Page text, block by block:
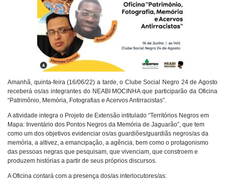
Amanhã, quinta-feira (16/06/22) a tarde, o Clube Social Negro 24 de Agosto
receberá os/as integrantes do NEABI MOCINHA que participarão da Oficina
“Patrimônio, Memória, Fotografias e Acervos Antirracistas”.
A atividade integra o Projeto de Extensão intitulado “Territórios Negros em
Mapa: Inventário dos Pontos Negros da Memória de Jaguarão”, que tem
como um dos objetivos evidenciar os/as guardiões/guardiãs negros/as da
memória, a altivez, a emancipação, a agência, bem como o protagonismo
das pessoas negras que pesquisam, que vivenciam, que constroem e
produzem histórias a partir de seus próprios discursos.
A Oficina contará com a presença dos/as interlocutores/as: